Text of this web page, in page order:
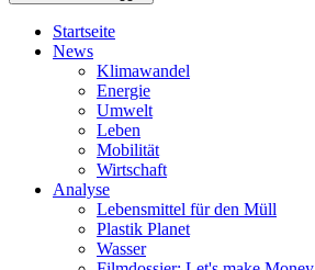
Startseite
News
Klimawandel
Energie
Umwelt
Leben
Mobilität
Wirtschaft
Analyse
Lebensmittel für den Müll
Plastik Planet
Wasser